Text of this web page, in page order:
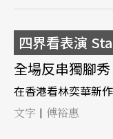
四界看表演
全場反串獨腳
在香港看林奕華新
文字 | 傅裕惠